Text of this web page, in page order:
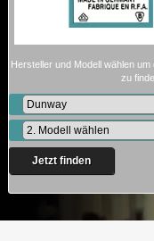
Hersteller und Modell wählen
zu
Jetzt finden